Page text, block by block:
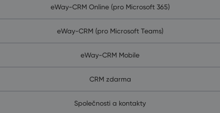
eWay-CRM Online (pro Microsoft 365)
eWay-CRM (pro Microsoft Teams)
eWay-CRM Mobile
CRM zdarma
Společnosti a kontakty